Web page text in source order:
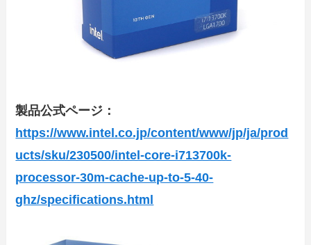
製品公式ページ：
https://www.intel.co.jp/content/www/jp/ja/prod
ucts/sku/230500/intel-core-i713700k-
processor-30m-cache-up-to-5-40-
ghz/specifications.html